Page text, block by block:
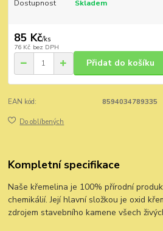
Dostupnost Skladem
85 Kč/ks
76 Kč bez DPH
Přidat do košíku
EAN kód: 8594034789335
Do oblíbených
Kompletní specifikace
Naše křemelina je 100% přírodní
chemikálií. Její hlavní složkou je oxid
zdrojem stavebního kamene všech